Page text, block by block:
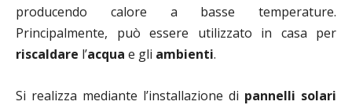
producendo calore a basse temperature.
Principalmente, può essere utilizzato in casa per
riscaldare l’acqua e gli ambienti.
Si realizza mediante l’installazione di pannelli solari